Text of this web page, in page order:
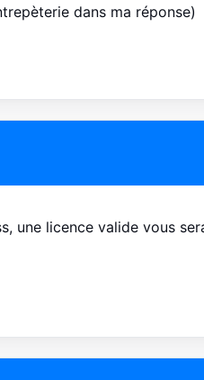
dans ma réponse)
une licence valide vous